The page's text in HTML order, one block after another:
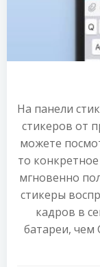
На панели
стикеров от
можете
то
мгновенно
стикеры
кадров в
батареи, чем